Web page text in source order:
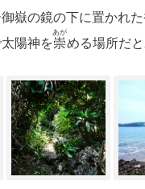
嶽の鏡の下に置かれ
陽神を崇
あが
める場所だと